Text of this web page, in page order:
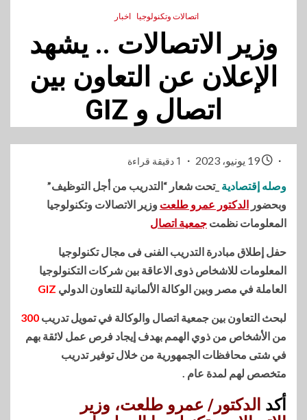
اتصالات وتكنولوجيا اخبار
وزير الاتصالات .. يشهد
الإعلان عن التعاون بين
اتصال و GIZ
1 دقيقة قراءة
وصله إقتصادية _تحت شعار “التدريب من أجل التوظيف”
وبحضور الدكتور عمرو طلعت وزير الاتصالات وتكنولوجيا
المعلومات نظمت جمعية اتصال
حفل إطلاق مبادرة التدريب الفنى فى مجال تكنولوجيا
المعلومات للاشخاص ذوى الاعاقة بين شركات التكنولوجيا
العاملة في مصر وبين الوكالة الألمانية للتعاون الدولي GIZ
لبحث التعاون بين جمعية اتصال والوكالة في تمويل تدريب 300
من الأشخاص من ذوي الهمم بهدف إيجاد فرص عمل لائقة بهم
في شتى محافظات الجمهورية من خلال توفير تدريب
متخصص لهم لمدة عام .
أكد الدكتور/ عمرو طلعت، وزير